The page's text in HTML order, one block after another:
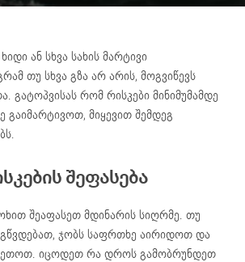
ან სხვა სახის მარტივი
თუ სხვა გზა არ არის, მოგვიწევს
გატოპვისას რომ რისკები მინიმუმამდე
გაიმარტივოთ, მიყევით შემდეგ
შეფასება
შეაფასეთ მდინარის სიღრმე. თუ
ჯობს საფრთხე აირიდოთ და
იცოდეთ რა დროს გამობრუნდეთ